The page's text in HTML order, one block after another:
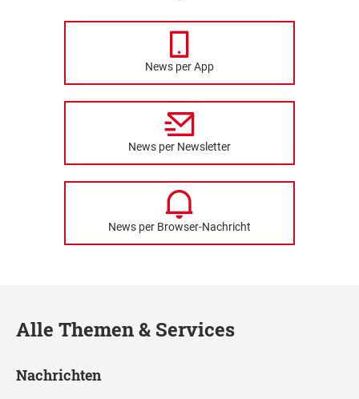
News per App
News per Newsletter
News per Browser-Nachricht
Alle Themen & Services
Nachrichten